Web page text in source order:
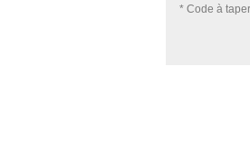
* Code à